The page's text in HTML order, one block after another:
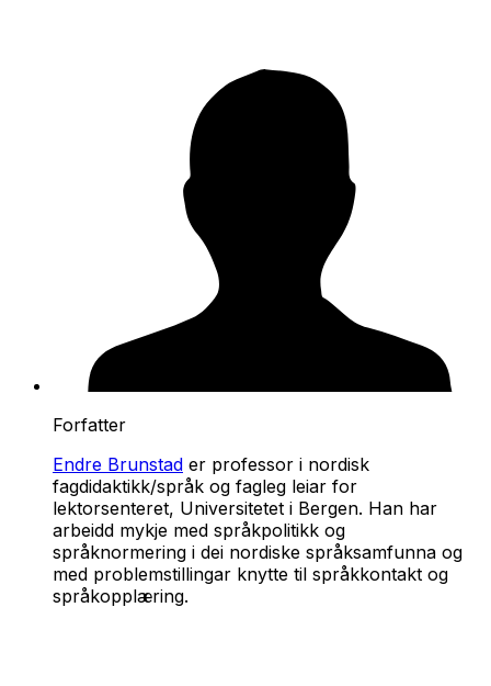
Forfatter
Endre Brunstad er professor i nordisk
fagdidaktikk/språk og fagleg leiar for
lektorsenteret, Universitetet i Bergen. Han har
arbeidd mykje med språkpolitikk og
språknormering i dei nordiske språksamfunna og
med problemstillingar knytte til språkkontakt og
språkopplæring.